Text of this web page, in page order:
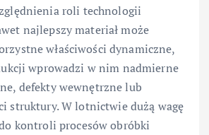
roli technologii
najlepszy materiał może
właściwości dynamiczne,
wprowadzi w nim nadmierne
defekty wewnętrzne lub
struktury. W lotnictwie dużą wagę
kontroli procesów obróbki